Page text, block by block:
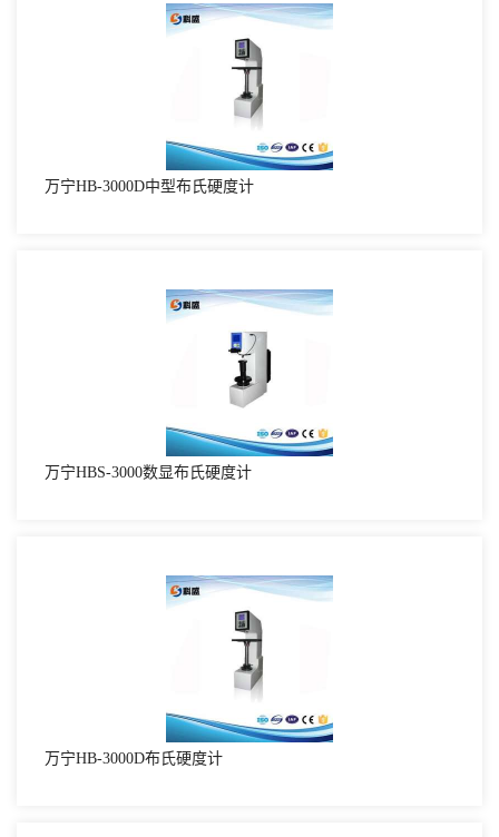
万宁HB-3000D中型布氏硬度计
万宁HBS-3000数显布氏硬度计
万宁HB-3000D布氏硬度计